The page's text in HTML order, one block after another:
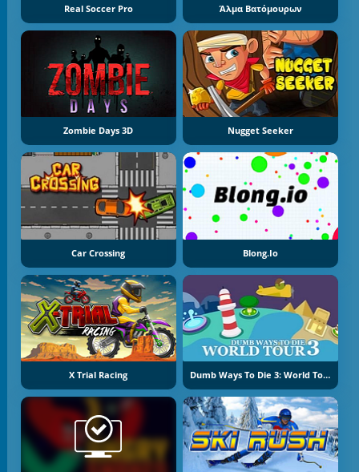
Real Soccer Pro Άλμα Βατόμουρων
Zombie Days 3D Nugget Seeker
Car Crossing Blong.io
X Trial Racing Dumb Ways To Die 3: World Tour